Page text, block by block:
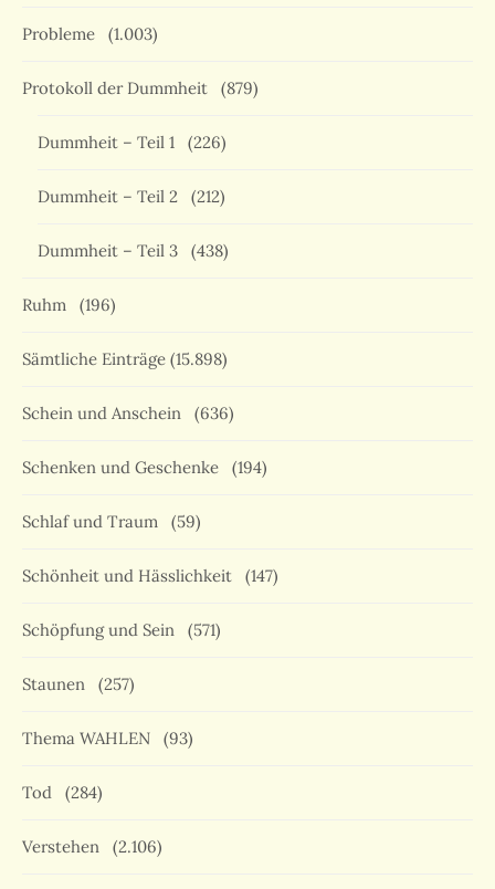
Probleme (1.003)
Protokoll der Dummheit (879)
Dummheit – Teil 1 (226)
Dummheit – Teil 2 (212)
Dummheit – Teil 3 (438)
Ruhm (196)
Sämtliche Einträge (15.898)
Schein und Anschein (636)
Schenken und Geschenke (194)
Schlaf und Traum (59)
Schönheit und Hässlichkeit (147)
Schöpfung und Sein (571)
Staunen (257)
Thema WAHLEN (93)
Tod (284)
Verstehen (2.106)